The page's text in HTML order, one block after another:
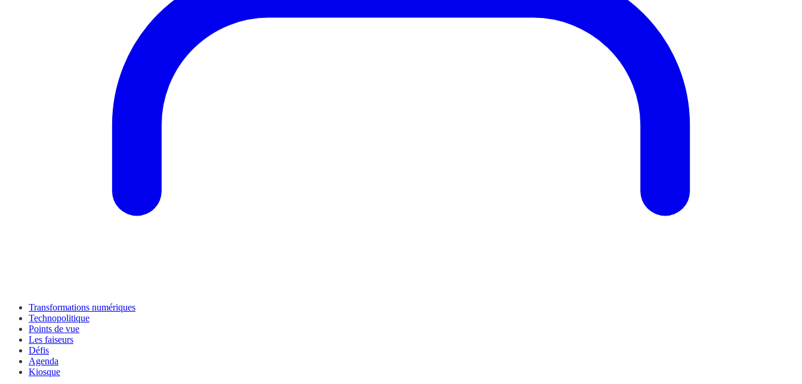
Transformations numériques
Technopolitique
Points de vue
Les faiseurs
Défis
Agenda
Kiosque